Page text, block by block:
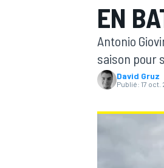
EN
Antonio
saison pour
David Gruz
Publié: 17 oct.